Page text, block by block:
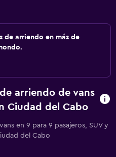
de arriendo en más de
arriendo de vans
Ciudad del Cabo
en 9 para 9 pasajeros, SUV y
del Cabo